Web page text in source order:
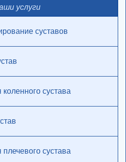
услуги
суставов
сустава
сустава